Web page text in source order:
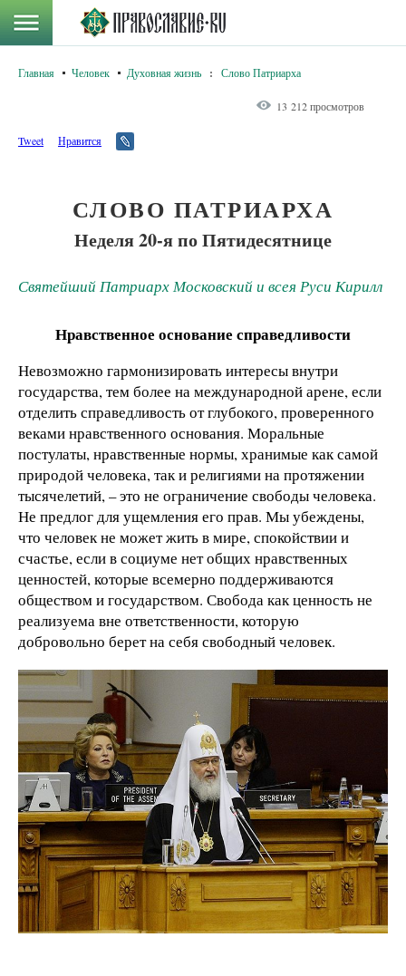
Главная Человек Духовная жизнь : Слово Патриарха
13 212 просмотров
Tweet Нравится
СЛОВО ПАТРИАРХА
Неделя 20-я по Пятидесятнице
Святейший Патриарх Московский и всея Руси Кирилл
Нравственное основание справедливости
Невозможно гармонизировать интересы внутри
государства, тем более на международной арене, если
отделить справедливость от глубокого, проверенного
веками нравственного основания. Моральные
постулаты, нравственные нормы, хранимые как самой
природой человека, так и религиями на протяжении
тысячелетий, – это не ограничение свободы человека.
Не предлог для ущемления его прав. Мы убеждены,
что человек не может жить в мире, спокойствии и
счастье, если в социуме нет общих нравственных
ценностей, которые всемерно поддерживаются
обществом и государством. Свобода как ценность не
реализуема вне ответственности, которую
добровольно берет на себя свободный человек.